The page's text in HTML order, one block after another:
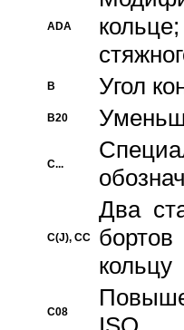
ADA
B Угол
B20
C...
C(J), CC
Два
кольцу
C08